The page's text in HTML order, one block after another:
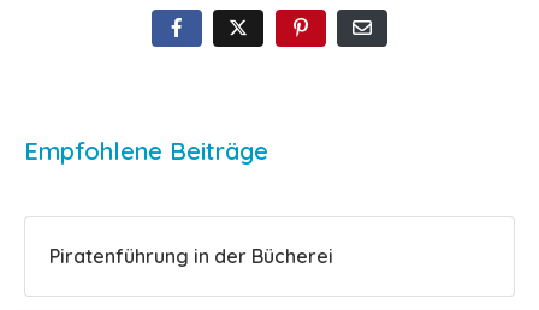
Empfohlene Beiträge
Piratenführung in der Bücherei